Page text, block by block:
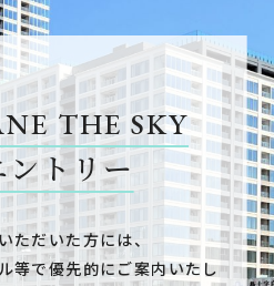
THE SKY
トリー
ただいた方には、
等で優先的にご案内いたし